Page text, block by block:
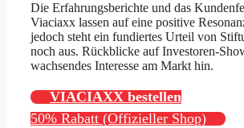
Die Erfahrungsberichte und das
Viaciaxx lassen auf eine positive
jedoch steht ein fundiertes Urteil von
noch aus. Rückblicke auf Investoren-
wachsendes Interesse am Markt hin.
VIACIAXX bestellen
50% Rabatt (Offizieller Shop)